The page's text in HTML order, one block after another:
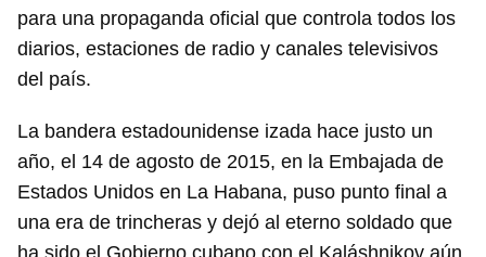
para una propaganda oficial que controla todos los
diarios, estaciones de radio y canales televisivos
del país.
La bandera estadounidense izada hace justo un
año, el 14 de agosto de 2015, en la Embajada de
Estados Unidos en La Habana, puso punto final a
una era de trincheras y dejó al eterno soldado que
ha sido el Gobierno cubano con el Kaláshnikov aún